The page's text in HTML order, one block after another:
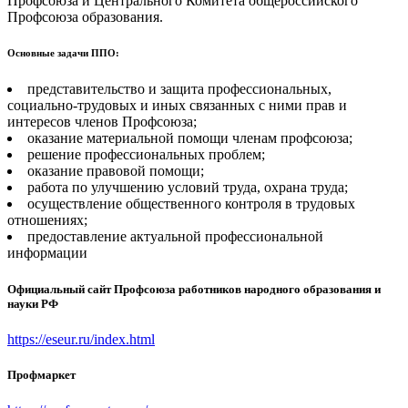
Профсоюза образования.
Основные задачи ППО:
представительство и защита профессиональных,
социально-трудовых и иных связанных с ними прав и
интересов членов Профсоюза;
оказание материальной помощи членам профсоюза;
решение профессиональных проблем;
оказание правовой помощи;
работа по улучшению условий труда, охрана труда;
осуществление общественного контроля в трудовых
отношениях;
предоставление актуальной профессиональной
информации
Официальный сайт Профсоюза работников народного образования и
науки РФ
https://eseur.ru/index.html
Профмаркет